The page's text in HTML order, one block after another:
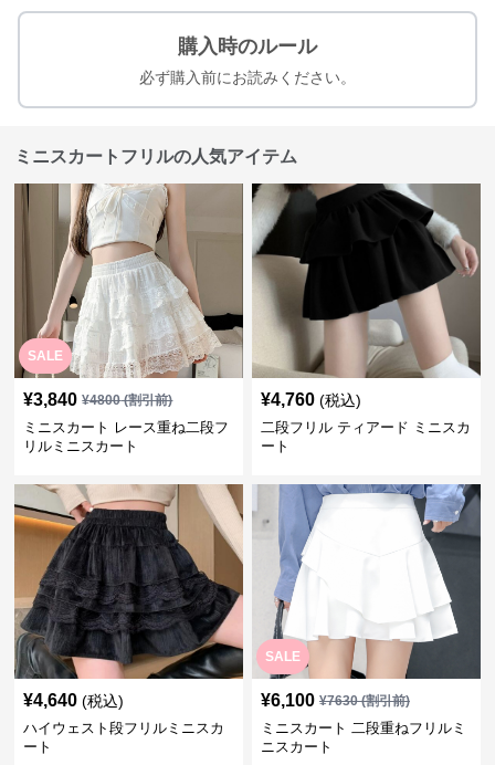
購入時のルール
必ず購入前にお読みください。
ミニスカートフリルの人気アイテム
SALE
¥3,840 ¥4800(割引前)
ミニスカート レース重ね二段フ
リルミニスカート
¥4,760 (税込)
二段フリル ティアード ミニスカ
ート
¥4,640 (税込)
ハイウェスト段フリルミニスカ
ート
SALE
¥6,100 ¥7630(割引前)
ミニスカート 二段重ねフリルミ
ニスカート